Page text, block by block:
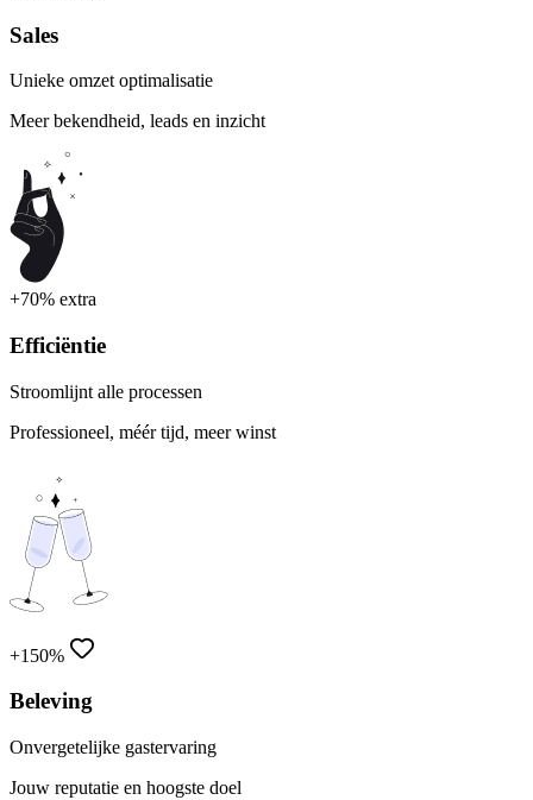
Sales
Unieke omzet optimalisatie
Meer bekendheid, leads en inzicht
+70% extra
Efficiëntie
Stroomlijnt alle processen
Professioneel, méér tijd, meer winst
+150%
Beleving
Onvergetelijke gastervaring
Jouw reputatie en hoogste doel